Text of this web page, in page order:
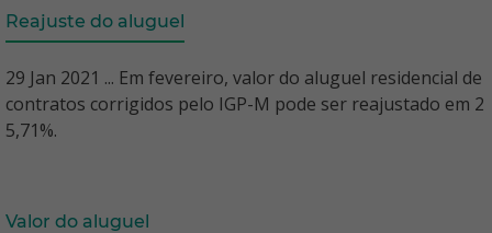
Reajuste do aluguel
29 Jan 2021 ... Em fevereiro, valor do aluguel residencial de
contratos corrigidos pelo IGP-M pode ser reajustado em 2
5,71%.
Valor do aluguel